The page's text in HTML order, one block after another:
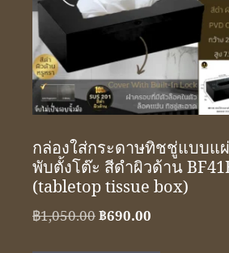
กล่องใส่กระดาษทิชชู่แบบแ
พับตั้งโต๊ะ สีดำผิวด้าน
(tabletop tissue box)
฿1,050.00Original
฿690.00